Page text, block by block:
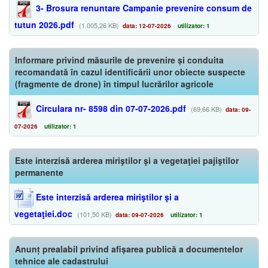
3- Brosura renuntare Campanie prevenire consum de
tutun 2026.pdf (1.005,26 KB) data: 12-07-2026 utilizator: 1
Informare privind măsurile de prevenire și conduita
recomandată în cazul identificării unor obiecte suspecte
(fragmente de drone) în timpul lucrărilor agricole
Circulara nr- 8598 din 07-07-2026.pdf (69,66 KB) data: 09-
07-2026 utilizator: 1
Este interzisă arderea miriştilor şi a vegetaţiei pajiştilor
permanente
Este interzisă arderea miriştilor şi a
vegetaţiei.doc (101,50 KB) data: 09-07-2026 utilizator: 1
Anunț prealabil privind afișarea publică a documentelor
tehnice ale cadastrului